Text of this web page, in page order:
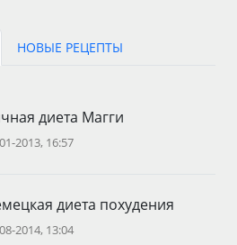
НОВЫЕ РЕЦЕПТЫ
диета Магги
2013, 16:57
диета похудения
2014, 13:04